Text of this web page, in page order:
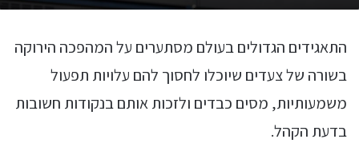
התאגידים הגדולים בעולם מסתערים על המהפכה הירוקה
בשורה של צעדים שיוכלו לחסוך להם עלויות תפעול
משמעותיות, מסים כבדים ולזכות אותם בנקודות חשובות
בדעת הקהל.